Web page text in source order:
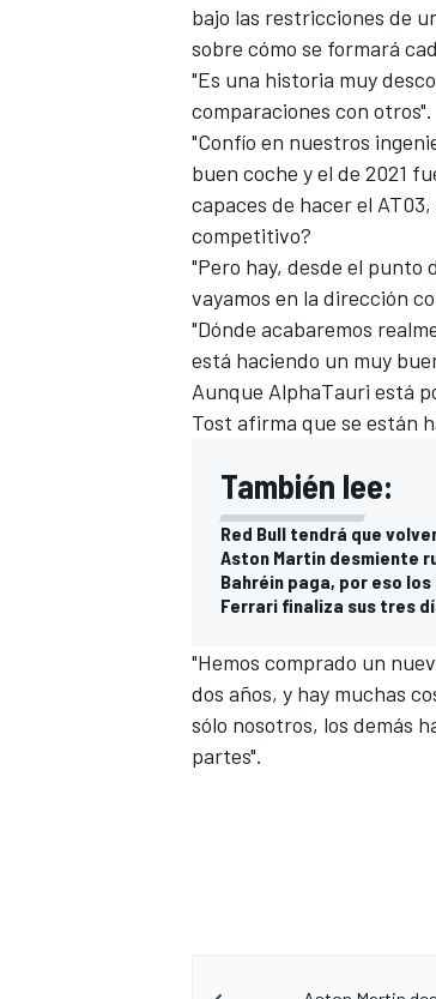
bajo las restricciones de
sobre cómo se formará
"Es una historia muy
comparaciones con otros".
"Confío en nuestros
buen coche y el de 2021
capaces de hacer el
competitivo?
"Pero hay, desde el
vayamos en la dirección
"Dónde acabaremos
está haciendo un muy
Aunque AlphaTauri está
Tost afirma que se están
También lee:
Red Bull tendrá que
Aston Martin desmiente
Bahréin paga, por eso
Ferrari finaliza sus tres
"Hemos comprado un
dos años, y hay muchas
sólo nosotros, los demás
partes".